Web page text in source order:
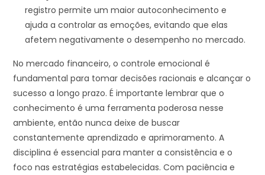
registro permite um maior autoconhecimento e
ajuda a controlar as emoções, evitando que elas
afetem negativamente o desempenho no mercado.
No mercado financeiro, o controle emocional é
fundamental para tomar decisões racionais e alcançar o
sucesso a longo prazo. É importante lembrar que o
conhecimento é uma ferramenta poderosa nesse
ambiente, então nunca deixe de buscar
constantemente aprendizado e aprimoramento. A
disciplina é essencial para manter a consistência e o
foco nas estratégias estabelecidas. Com paciência e